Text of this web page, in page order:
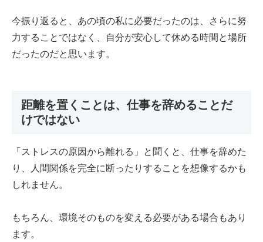
今振り返ると、あの頃の私に必要だったのは、さらに努
力することではなく、自分が安心して休める時間と場所
だったのだと思います。
距離を置くことは、仕事を辞めることだ
けではない
「ストレスの原因から離れる」と聞くと、仕事を辞めた
り、人間関係を完全に断ったりすることを想像するかも
しれません。
もちろん、環境そのものを変える必要がある場合もあり
ます。